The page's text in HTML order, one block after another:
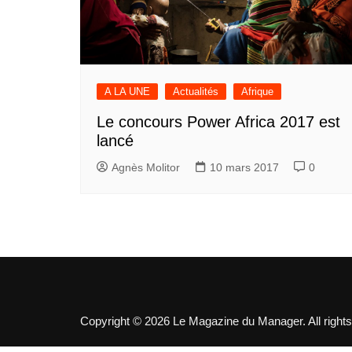
A LA UNE Actualités Afrique
Le concours Power Africa 2017 est
lancé
Agnès Molitor 10 mars 2017 0
Copyright © 2026 Le Magazine du Manager. All